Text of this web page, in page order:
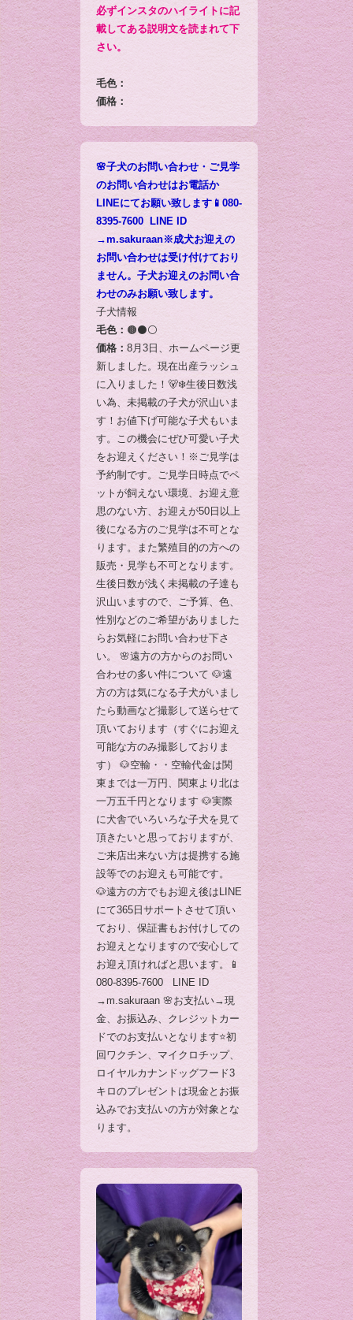
必ずインスタのハイライトに記
載してある説明文を読まれて下
さい。
毛色：
価格：
🌸子犬のお問い合わせ・ご見学
のお問い合わせはお電話か
LINEにてお願い致します📱080-
8395-7600 LINE ID
→m.sakuraan※成犬お迎えの
お問い合わせは受け付けており
ません。子犬お迎えのお問い合
わせのみお願い致します。
子犬情報
毛色： 🟤⚫️⚪️
価格： 8月3日、ホームページ更
新しました。現在出産ラッシュ
に入りました！🐻‍❄️生後日数浅
い為、未掲載の子犬が沢山いま
す！お値下げ可能な子犬もいま
す。この機会にぜひ可愛い子犬
をお迎えください！※ご見学は
予約制です。ご見学日時点でペ
ットが飼えない環境、お迎え意
思のない方、お迎えが50日以上
後になる方のご見学は不可とな
ります。また繁殖目的の方への
販売・見学も不可となります。
生後日数が浅く未掲載の子達も
沢山いますので、ご予算、色、
性別などのご希望がありました
らお気軽にお問い合わせ下さ
い。 🌸遠方の方からのお問い
合わせの多い件について 🐶遠
方の方は気になる子犬がいまし
たら動画など撮影して送らせて
頂いております（すぐにお迎え
可能な方のみ撮影しておりま
す） 🐶空輸・・空輸代金は関
東までは一万円、関東より北は
一万五千円となります 🐶実際
に犬舎でいろいろな子犬を見て
頂きたいと思っておりますが、
ご来店出来ない方は提携する施
設等でのお迎えも可能です。
🐶遠方の方でもお迎え後はLINE
にて365日サポートさせて頂い
ており、保証書もお付けしての
お迎えとなりますので安心して
お迎え頂ければと思います。📱
080-8395-7600 LINE ID
→m.sakuraan 🌸お支払い→現
金、お振込み、クレジットカー
ドでのお支払いとなります⭐️初
回ワクチン、マイクロチップ、
ロイヤルカナンドッグフード3
キロのプレゼントは現金とお振
込みでお支払いの方が対象とな
ります。